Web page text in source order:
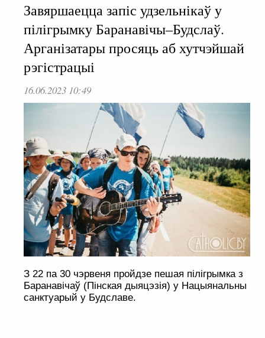
Завяршаецца запіс удзельнікаў у
пілігрымку Баранавічы–Будслаў.
Арганізатары просяць аб хутчэйшай
рэгістрацыі
16.06.2023 10:49
З 22 па 30 чэрвеня пройдзе пешая пілігрымка з
Баранавічаў (Пінская дыяцэзія) у Нацыянальны
санктуарый у Будславе.